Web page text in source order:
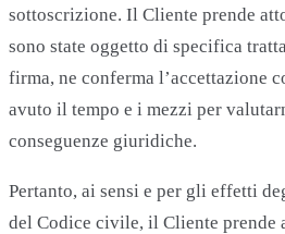
sottoscrizione. Il Cliente prende
sono state oggetto di specifica
firma, ne conferma l’accettazione
avuto il tempo e i mezzi per
conseguenze giuridiche.
Pertanto, ai sensi e per gli effetti
del Codice civile, il Cliente prende